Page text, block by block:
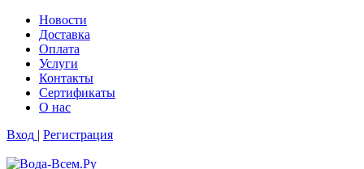
Новости
Доставка
Оплата
Услуги
Контакты
Cертификаты
О нас
Вход | Регистрация